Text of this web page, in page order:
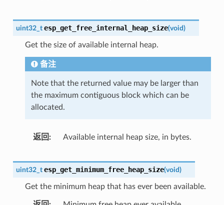
uint32_t esp_get_free_internal_heap_size(void)
Get the size of available internal heap.
备注
Note that the returned value may be larger than
the maximum contiguous block which can be
allocated.
返回 Available internal heap size, in bytes.
uint32_t esp_get_minimum_free_heap_size(void)
Get the minimum heap that has ever been available.